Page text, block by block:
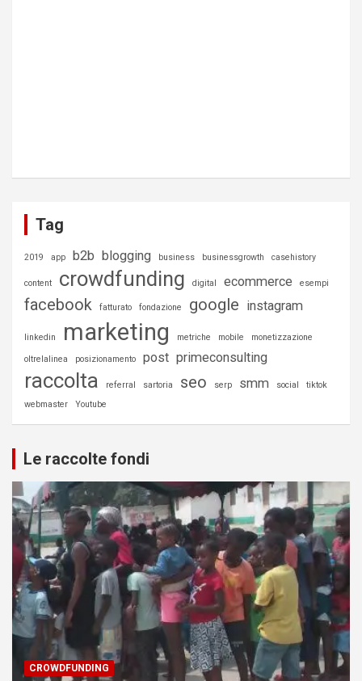
Tag
2019 app b2b blogging business businessgrowth casehistory
content crowdfunding digital ecommerce esempi
facebook fatturato fondazione google instagram
linkedin marketing metriche mobile monetizzazione
oltrelalinea posizionamento post primeconsulting
raccolta referral sartoria seo serp smm social
tiktok
webmaster
Youtube
Le raccolte fondi
CROWDFUNDING